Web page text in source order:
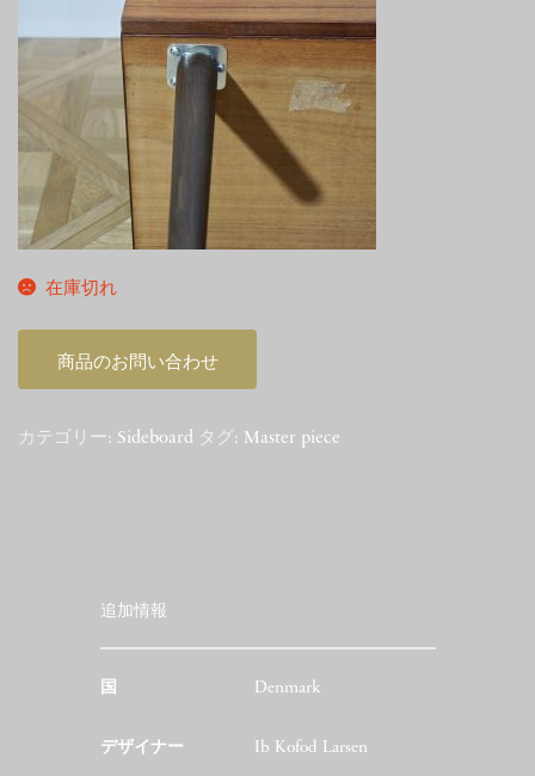
在庫切れ
商品のお問い合わせ
カテゴリー: Sideboard タグ: Master piece
追加情報
国 Denmark
デザイナー Ib Kofod Larsen